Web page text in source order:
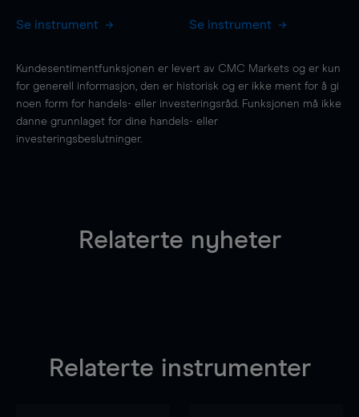
Se instrument Se instrument
Kundesentimentfunksjonen er levert av CMC Markets og er kun
for generell informasjon, den er historisk og er ikke ment for å gi
noen form for handels- eller investeringsråd. Funksjonen må ikke
danne grunnlaget for dine handels- eller
investeringsbeslutninger.
Relaterte nyheter
Relaterte instrumenter